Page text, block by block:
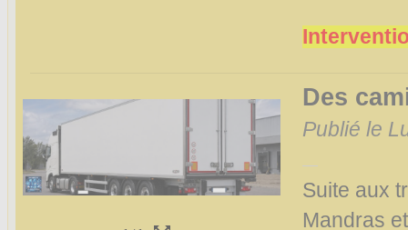
Des
Publié le
Suite aux
Mandras